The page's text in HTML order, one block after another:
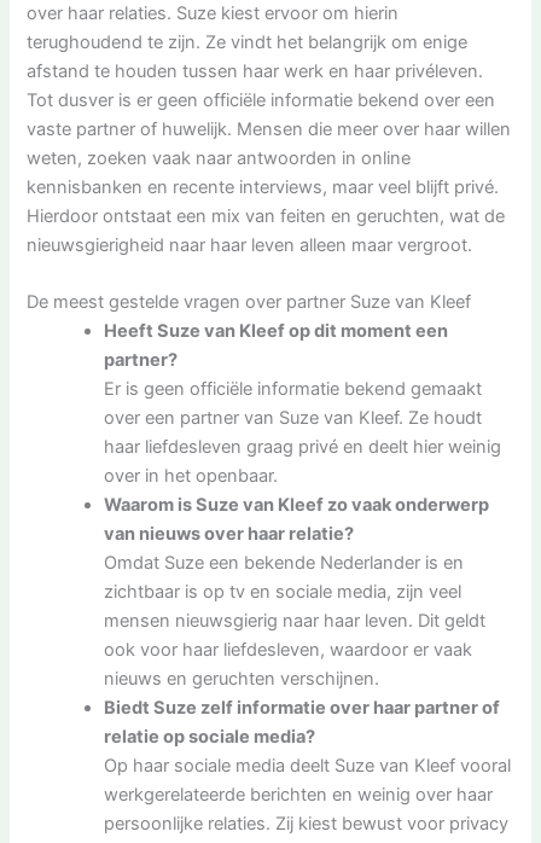
over haar relaties. Suze kiest ervoor om hierin
terughoudend te zijn. Ze vindt het belangrijk om enige
afstand te houden tussen haar werk en haar privéleven.
Tot dusver is er geen officiële informatie bekend over een
vaste partner of huwelijk. Mensen die meer over haar willen
weten, zoeken vaak naar antwoorden in online
kennisbanken en recente interviews, maar veel blijft privé.
Hierdoor ontstaat een mix van feiten en geruchten, wat de
nieuwsgierigheid naar haar leven alleen maar vergroot.
De meest gestelde vragen over partner Suze van Kleef
Heeft Suze van Kleef op dit moment een
partner?
Er is geen officiële informatie bekend gemaakt
over een partner van Suze van Kleef. Ze houdt
haar liefdesleven graag privé en deelt hier weinig
over in het openbaar.
Waarom is Suze van Kleef zo vaak onderwerp
van nieuws over haar relatie?
Omdat Suze een bekende Nederlander is en
zichtbaar is op tv en sociale media, zijn veel
mensen nieuwsgierig naar haar leven. Dit geldt
ook voor haar liefdesleven, waardoor er vaak
nieuws en geruchten verschijnen.
Biedt Suze zelf informatie over haar partner of
relatie op sociale media?
Op haar sociale media deelt Suze van Kleef vooral
werkgerelateerde berichten en weinig over haar
persoonlijke relaties. Zij kiest bewust voor privacy